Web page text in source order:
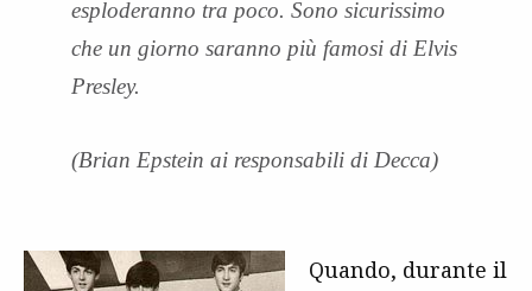
esploderanno tra poco. Sono sicurissimo
che un giorno saranno più famosi di Elvis
Presley.
(Brian Epstein ai responsabili di Decca)
Quando, durante il